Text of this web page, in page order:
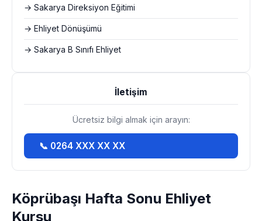
Köprübaşı Hafta Sonu Ehliyet
Kursu
→ Sakarya Direksiyon Eğitimi
→ Ehliyet Dönüşümü
→ Sakarya B Sınıfı Ehliyet
İletişim
Ücretsiz bilgi almak için arayın:
📞 0264 XXX XX XX